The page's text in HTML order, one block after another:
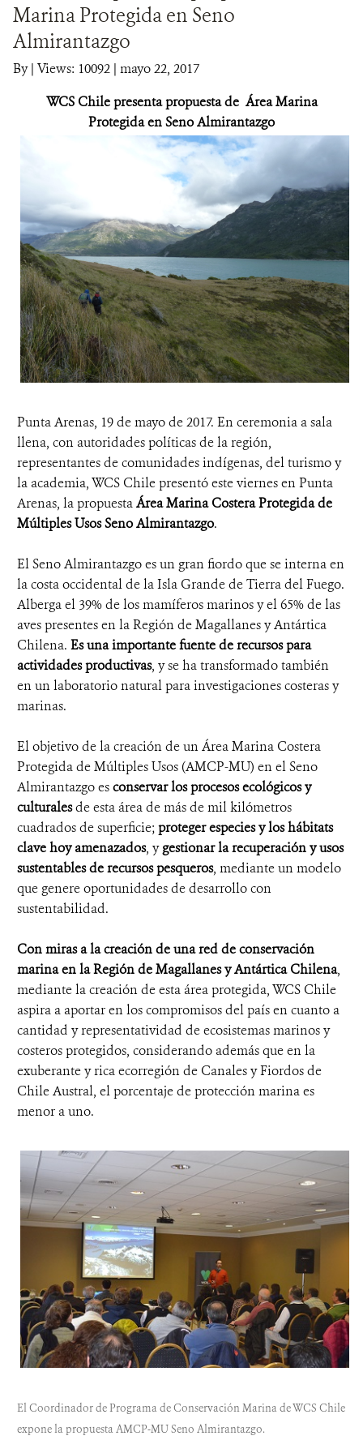
DONA
Marina Protegida en Seno
Almirantazgo
By| Views: 10092 | mayo 22, 2017
WCS Chile presenta propuesta de Área Marina
Protegida en Seno Almirantazgo
Punta Arenas, 19 de mayo de 2017. En ceremonia a sala
llena, con autoridades políticas de la región,
representantes de comunidades indígenas, del turismo y
la academia, WCS Chile presentó este viernes en Punta
Arenas, la propuestaÁrea Marina Costera Protegida de
Múltiples Usos Seno Almirantazgo.
El Seno Almirantazgo es un gran fiordo que se interna en
la costa occidental de la Isla Grande de Tierra del Fuego.
Alberga el 39% de los mamíferos marinos y el 65% de las
aves presentes en la Región de Magallanes y Antártica
Chilena. Es una importante fuente de recursos para
actividades productivas, y se ha transformado también
en un laboratorio natural para investigaciones costeras y
marinas.
El objetivo de la creación de un Área Marina Costera
Protegida de Múltiples Usos (AMCP-MU) en el Seno
Almirantazgo esconservar los procesos ecológicos y
culturalesde esta área de más de mil kilómetros
cuadrados de superficie;proteger especies y los hábitats
clave hoy amenazados, ygestionar la recuperación y usos
sustentables de recursos pesqueros, mediante un modelo
que genere oportunidades de desarrollo con
sustentabilidad.
Con miras a la creación de una red de conservación
marina en la Región de Magallanes y Antártica Chilena,
mediante la creación de esta área protegida, WCS Chile
aspira a aportar en los compromisos del país en cuanto a
cantidad y representatividad de ecosistemas marinos y
costeros protegidos, considerando además que en la
exuberante y rica ecorregión de Canales y Fiordos de
Chile Austral, el porcentaje de protección marina es
menor a uno.
El Coordinador de Programa de Conservación Marina de WCS Chile
expone la propuesta AMCP-MU Seno Almirantazgo.